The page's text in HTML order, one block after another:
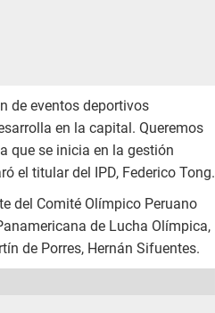
de eventos deportivos
en la capital. Queremos
que se inicia en la gestión
el titular del IPD, Federico Tong.
del Comité Olímpico Peruano
de Lucha Olímpica,
de Porres, Hernán Sifuentes.